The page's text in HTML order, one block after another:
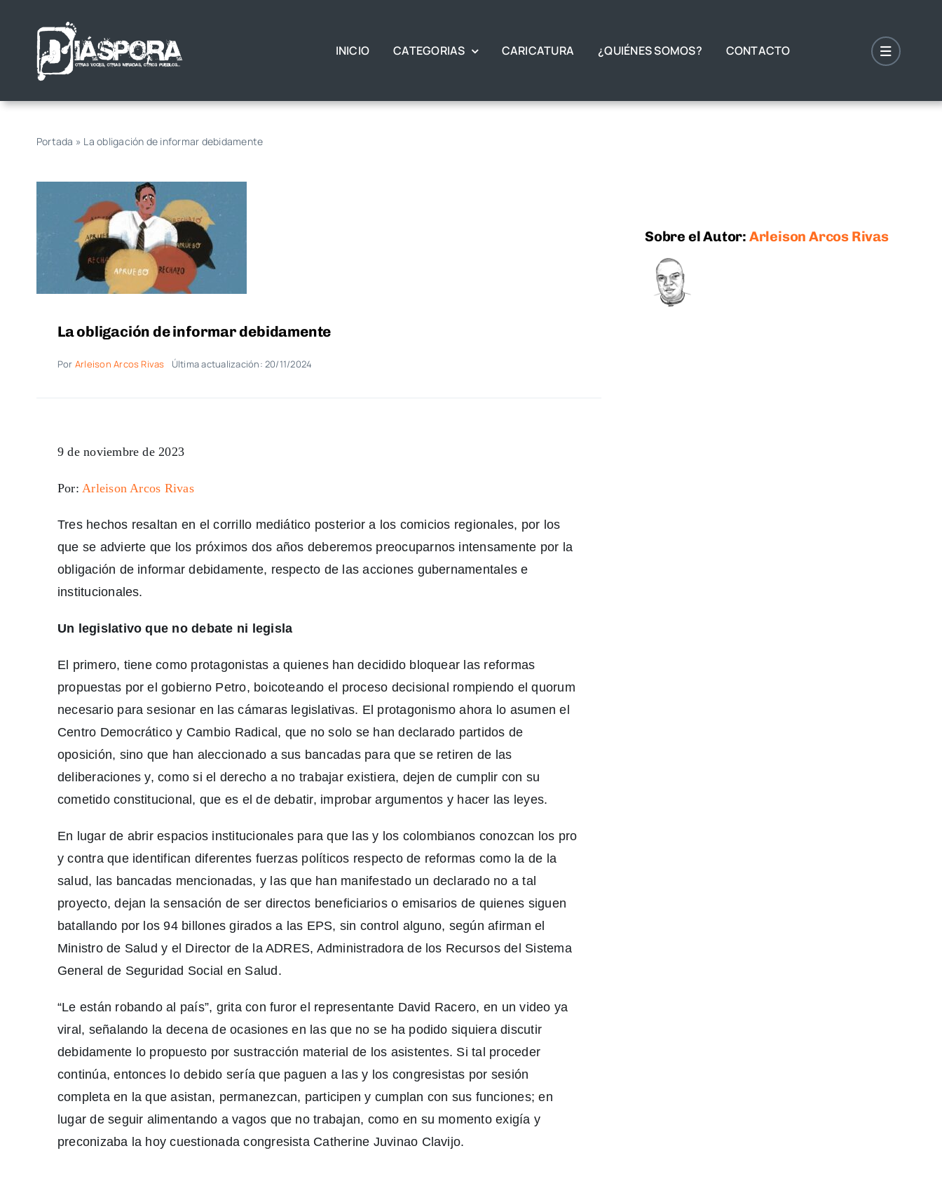
contenido
INICIO CATEGORIAS CARICATURA ¿QUIÉNES SOMOS? CONTACTO
Portada » La obligación de informar debidamente
La obligación de informar debidamente
Por Arleison Arcos Rivas Última actualización: 20/11/2024
9 de noviembre de 2023
Por: Arleison Arcos Rivas
Tres hechos resaltan en el corrillo mediático posterior a los comicios regionales, por los
que se advierte que los próximos dos años deberemos preocuparnos intensamente por la
obligación de informar debidamente, respecto de las acciones gubernamentales e
institucionales.
Un legislativo que no debate ni legisla
El primero, tiene como protagonistas a quienes han decidido bloquear las reformas
propuestas por el gobierno Petro, boicoteando el proceso decisional rompiendo el quorum
necesario para sesionar en las cámaras legislativas. El protagonismo ahora lo asumen el
Centro Democrático y Cambio Radical, que no solo se han declarado partidos de
oposición, sino que han aleccionado a sus bancadas para que se retiren de las
deliberaciones y, como si el derecho a no trabajar existiera, dejen de cumplir con su
cometido constitucional, que es el de debatir, improbar argumentos y hacer las leyes.
En lugar de abrir espacios institucionales para que las y los colombianos conozcan los pro
y contra que identifican diferentes fuerzas políticos respecto de reformas como la de la
salud, las bancadas mencionadas, y las que han manifestado un declarado no a tal
proyecto, dejan la sensación de ser directos beneficiarios o emisarios de quienes siguen
batallando por los 94 billones girados a las EPS, sin control alguno, según afirman el
Ministro de Salud y el Director de la ADRES, Administradora de los Recursos del Sistema
General de Seguridad Social en Salud.
“Le están robando al país”, grita con furor el representante David Racero, en un video ya
viral, señalando la decena de ocasiones en las que no se ha podido siquiera discutir
debidamente lo propuesto por sustracción material de los asistentes. Si tal proceder
continúa, entonces lo debido sería que paguen a las y los congresistas por sesión
completa en la que asistan, permanezcan, participen y cumplan con sus funciones; en
lugar de seguir alimentando a vagos que no trabajan, como en su momento exigía y
preconizaba la hoy cuestionada congresista Catherine Juvinao Clavijo.
Sobre el Autor: Arleison Arcos Rivas